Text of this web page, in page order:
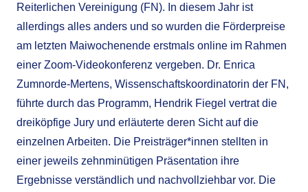
Reiterlichen Vereinigung (FN). In diesem Jahr ist
allerdings alles anders und so wurden die Förderpreise
am letzten Maiwochenende erstmals online im Rahmen
einer Zoom-Videokonferenz vergeben. Dr. Enrica
Zumnorde-Mertens, Wissenschaftskoordinatorin der FN,
führte durch das Programm, Hendrik Fiegel vertrat die
dreiköpfige Jury und erläuterte deren Sicht auf die
einzelnen Arbeiten. Die Preisträger*innen stellten in
einer jeweils zehnminütigen Präsentation ihre
Ergebnisse verständlich und nachvollziehbar vor. Die